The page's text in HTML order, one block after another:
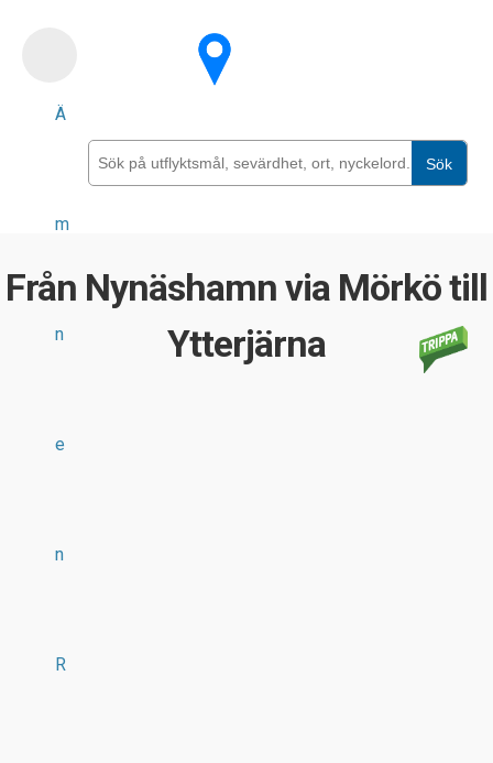
Ä
m
n
e
n
R
Sök
Från Nynäshamn via Mörkö till
Ytterjärna